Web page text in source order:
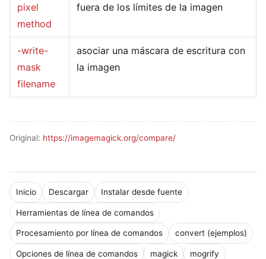
Inicio Descargar Instalar desde fuente
Herramientas de línea de comandos
Procesamiento por línea de comandos convert (ejemplos)
Opciones de línea de comandos magick mogrify
pixel
method
fuera de los límites de la imagen
-write-
mask
filename
asociar una máscara de escritura con
la imagen
Original: https://imagemagick.org/compare/